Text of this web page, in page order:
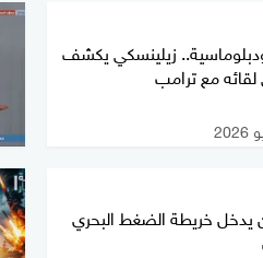
زيلينسكي يكشف
مع ترامب
يدخل خريطة الضغط البحري